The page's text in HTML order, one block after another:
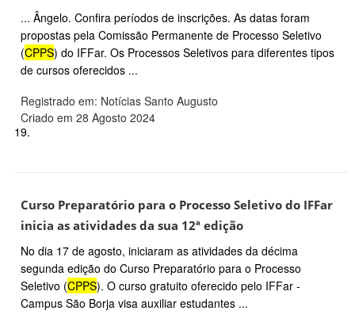
... Ângelo. Confira períodos de inscrições. As datas foram
propostas pela Comissão Permanente de Processo Seletivo
(CPPS) do IFFar. Os Processos Seletivos para diferentes tipos
de cursos oferecidos ...
Registrado em: Notícias Santo Augusto
Criado em 28 Agosto 2024
19.
Curso Preparatório para o Processo Seletivo do IFFar
inicia as atividades da sua 12ª edição
No dia 17 de agosto, iniciaram as atividades da décima
segunda edição do Curso Preparatório para o Processo
Seletivo (CPPS). O curso gratuito oferecido pelo IFFar -
Campus São Borja visa auxiliar estudantes ...